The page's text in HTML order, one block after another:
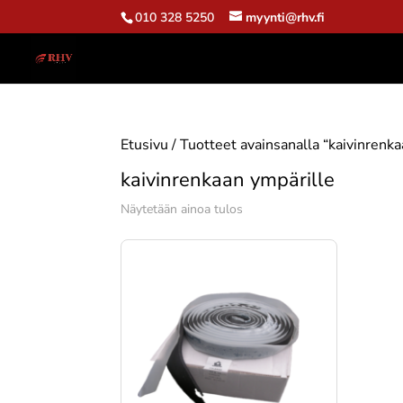
010 328 5250 myynti@rhv.fi
Etusivu/ Tuotteet avainsanalla
kaivinrenkaan ympärille
Näytetään ainoa tulos